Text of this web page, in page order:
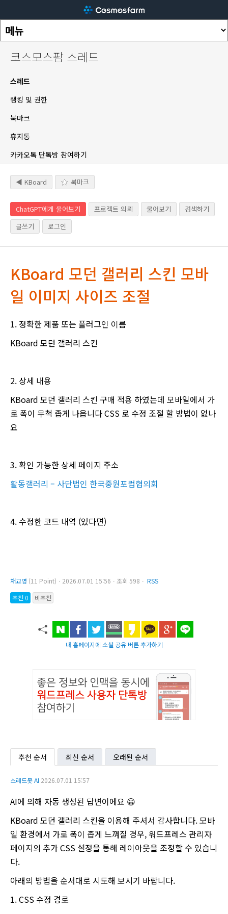
코스모스팜 스레드
스레드
랭킹 및 권한
북마크
휴지통
카카오톡 단톡방 참여하기
◀ KBoard 북마크
ChatGPT에게 물어보기 프로젝트 의뢰 물어보기
검색하기
글쓰기
로그인
KBoard 모던 갤러리 스킨 모바
일 이미지 사이즈 조절
1. 정확한 제품 또는 플러그인 이름
KBoard 모던 갤러리 스킨
2. 상세 내용
KBoard 모던 갤러리 스킨 구매 적용 하였는데 모바일에서 가
로 폭이 무척 좁게 나옵니다 CSS 로 수정 조절 할 방법이 없나
요
3. 확인 가능한 상세 페이지 주소
활동갤러리 – 사단법인 한국중원포럼협의회
4. 수정한 코드 내역 (있다면)
채교영 (11 Point)ㆍ2026.07.01 15:56ㆍ조회 598ㆍ RSS
추천 0
비추천
내 홈페이지에 소셜 공유 버튼 추가하기
추천 순서 최신 순서 오래된 순서
스레드봇 AI 2026.07.01 15:57
AI에 의해 자동 생성된 답변이에요 😀
KBoard 모던 갤러리 스킨을 이용해 주셔서 감사합니다. 모바
일 환경에서 가로 폭이 좁게 느껴질 경우, 워드프레스 관리자
페이지의 추가 CSS 설정을 통해 레이아웃을 조정할 수 있습니
다.
아래의 방법을 순서대로 시도해 보시기 바랍니다.
1. CSS 수정 경로